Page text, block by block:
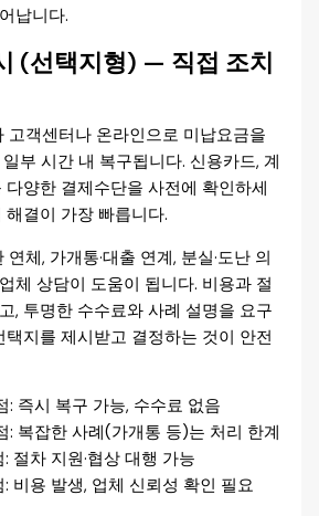
납니다.
(선택지형) — 직접 조치
고객센터나 온라인으로 미납요금을
부 시간 내 복구됩니다. 신용카드, 계
양한 결제수단을 사전에 확인하세
해결이 가장 빠릅니다.
체, 가개통·대출 연계, 분실·도난 의
체 상담이 도움이 됩니다. 비용과 절
, 투명한 수수료와 사례 설명을 요구
택지를 제시받고 결정하는 것이 안전
: 즉시 복구 가능, 수수료 없음
: 복잡한 사례(가개통 등)는 처리 한계
절차 지원·협상 대행 가능
비용 발생, 업체 신뢰성 확인 필요